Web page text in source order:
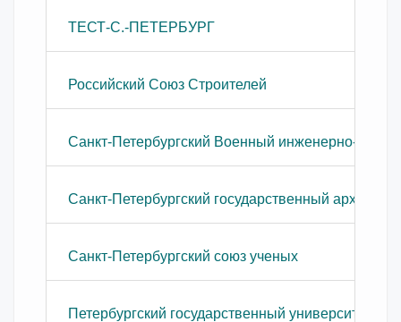
ТЕСТ-С.-ПЕТЕРБУРГ
Российский Союз Строителей
Санкт-Петербургский Военный инженерно-
Санкт-Петербургский государственный
Санкт-Петербургский союз ученых
Петербургский государственный университет